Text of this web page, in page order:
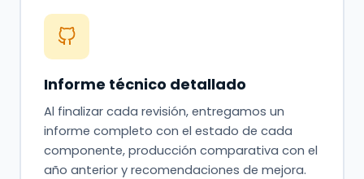
Informe técnico detallado
Al finalizar cada revisión, entregamos un
informe completo con el estado de cada
componente, producción comparativa con el
año anterior y recomendaciones de mejora.